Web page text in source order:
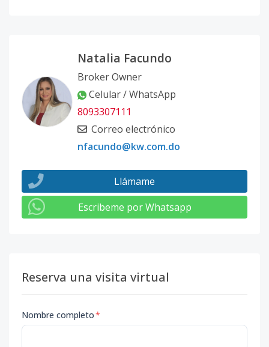
Natalia Facundo
Broker Owner
Celular / WhatsApp
8093307111
Correo electrónico
nfacundo@kw.com.do
Llámame
Escribeme por Whatsapp
Reserva una visita virtual
Nombre completo*